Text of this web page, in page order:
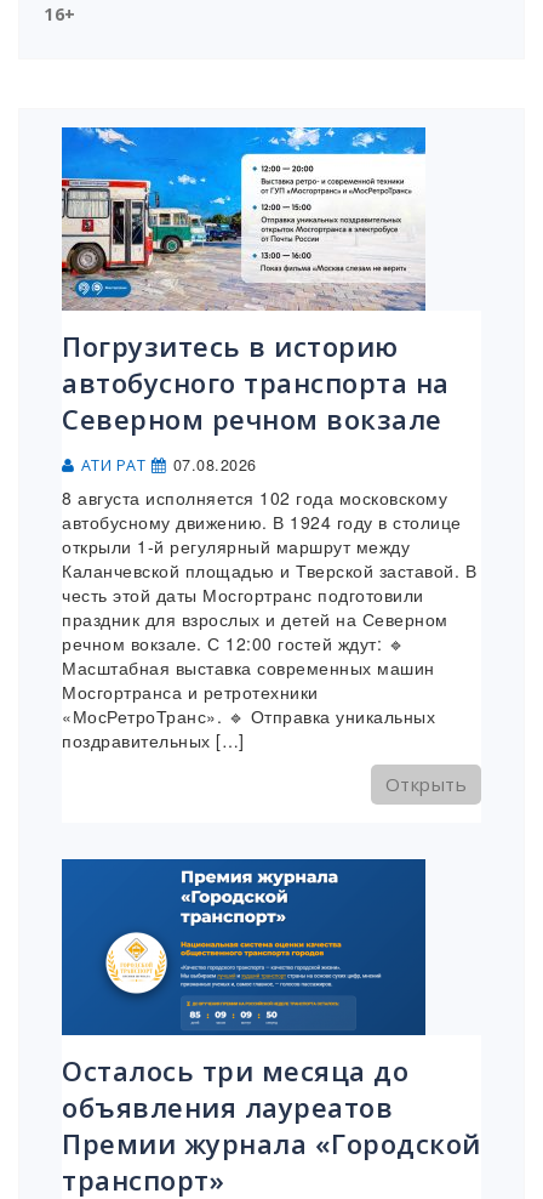
16+
Погрузитесь в историю
автобусного транспорта на
Северном речном вокзале
АТИ РАТ 07.08.2026
8 августа исполняется 102 года московскому
автобусному движению. В 1924 году в столице
открыли 1-й регулярный маршрут между
Каланчевской площадью и Тверской заставой. В
честь этой даты Мосгортранс подготовили
праздник для взрослых и детей на Северном
речном вокзале. С 12:00 гостей ждут: 🔹
Масштабная выставка современных машин
Мосгортранса и ретротехники
«МосРетроТранс». 🔹 Отправка уникальных
поздравительных […]
Открыть
Осталось три месяца до
объявления лауреатов
Премии журнала «Городской
транспорт»